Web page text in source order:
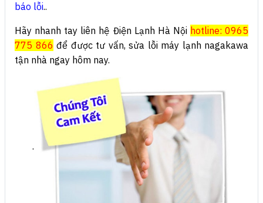
báo lỗi..
Hãy nhanh tay liên hệ Điện Lạnh Hà Nội hotline: 0965
775 866 để được tư vấn, sửa lỗi máy lạnh nagakawa
tận nhà ngay hôm nay.
.